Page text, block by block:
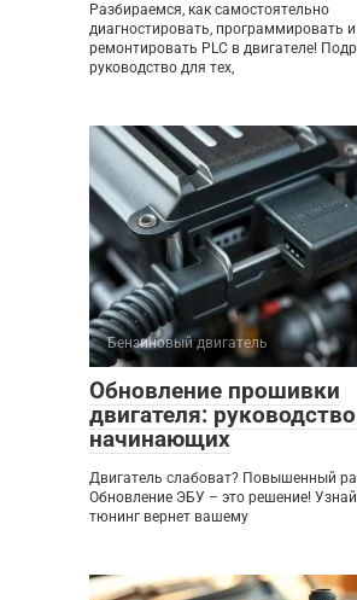
Разбираемся, как самостоятельно
диагностировать, программировать и
ремонтировать PLC в двигателе!
руководство для тех,
Бензиновый двигатель
Обновление прошивки
двигателя:
начинающих
Двигатель слабоват? Повышенный
Обновление ЭБУ – это решение!
тюнинг вернет вашему